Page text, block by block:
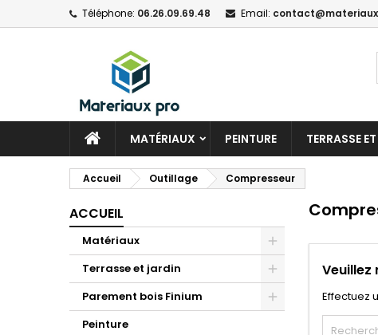
Téléphone: 06.26.09.69.48 Email:
MATÉRIAUX PEINTURE TERRASSE
Accueil Outillage Compresseur
ACCUEIL
Matériaux
Terrasse et jardin
Parement bois Finium
Peinture
Veuillez
Effectuez